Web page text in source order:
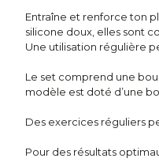
Entraîne et renforce ton
silicone doux, elles sont
Une utilisation régulière
Le set comprend une
modèle est doté d’une
Des exercices réguliers
Pour des résultats